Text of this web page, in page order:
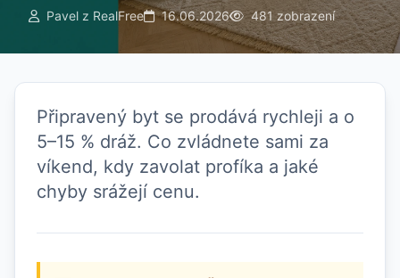
Pavel z RealFree 16.06.2026 481 zobrazení
Připravený byt se prodává rychleji a o
5–15 % dráž. Co zvládnete sami za
víkend, kdy zavolat profíka a jaké
chyby srážejí cenu.